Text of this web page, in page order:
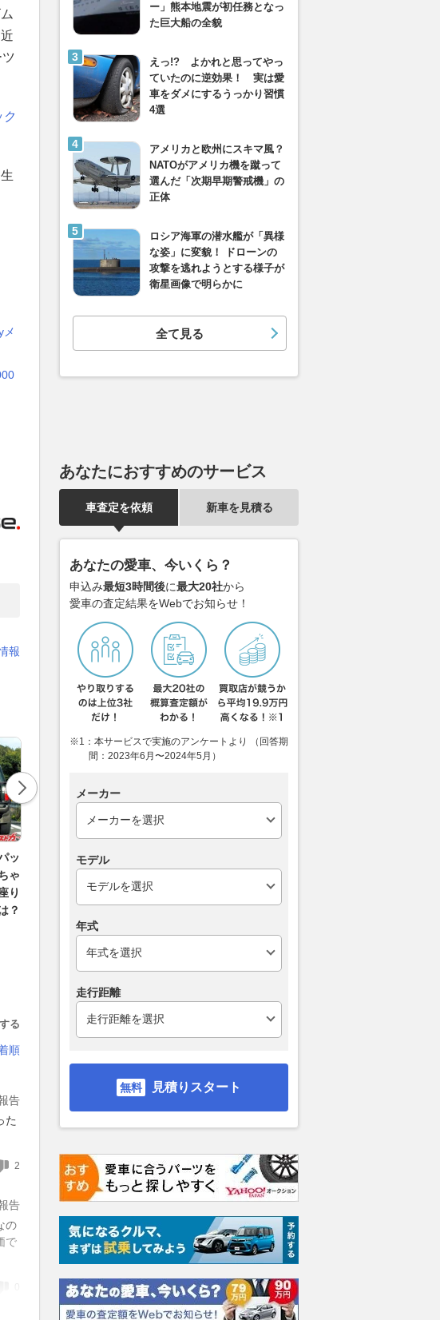
メ
報
ッ
ゃ
り
？
荷台にバンバン90を積んでキャ
ンプへ。希少なジムニー1000
ピックアップが叶える極上の時
2026.08.05 Auto Messe Web
イ…」釣り竿、スキー板、ゴル
フバッグ、なんでもオッケー。
る
順
告
た
2
告
の
で
ー」熊本地震が初任務となっ
た巨大船の全貌
えっ!? よかれと思ってやっ
ていたのに逆効果！ 実は愛
車をダメにするうっかり習慣
4選
アメリカと欧州にスキマ風？
NATOがアメリカ機を蹴って
選んだ「次期早期警戒機」の
正体
ロシア海軍の潜水艦が「異様
な姿」に変貌！ ドローンの
攻撃を逃れようとする様子が
衛星画像で明らかに
全て見る
あなたにおすすめのサービス
車査定を依頼 新車を見積る
あなたの愛車、今いくら？
申込み最短3時間後に最大20社から
愛車の査定結果をWebでお知らせ！
※1：本サービスで実施のアンケートより （回答期
間：2023年6月〜2024年5月）
メーカー
モデル
年式
走行距離
見積りスタート